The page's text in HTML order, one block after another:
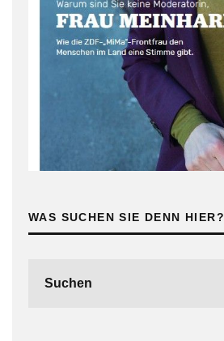
WAS SUCHEN SIE DENN HIER?